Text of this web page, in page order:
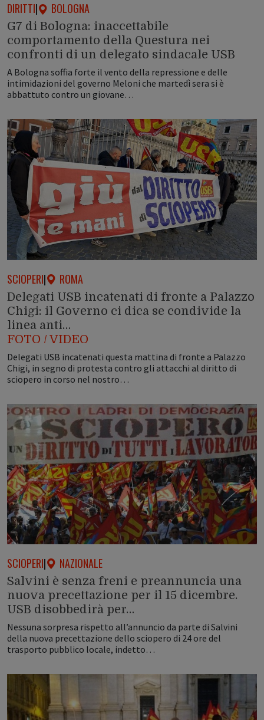
DIRITTI| BOLOGNA
G7 di Bologna: inaccettabile
comportamento della Questura nei
confronti di un delegato sindacale USB
A Bologna soffia forte il vento della repressione e delle
intimidazioni del governo Meloni che martedì sera si è
abbattuto contro un giovane…
SCIOPERI| ROMA
Delegati USB incatenati di fronte a Palazzo
Chigi: il Governo ci dica se condivide la
linea anti…
FOTO / VIDEO
Delegati USB incatenati questa mattina di fronte a Palazzo
Chigi, in segno di protesta contro gli attacchi al diritto di
sciopero in corso nel nostro…
SCIOPERI| NAZIONALE
Salvini è senza freni e preannuncia una
nuova precettazione per il 15 dicembre.
USB disobbedirà per…
Nessuna sorpresa rispetto all’annuncio da parte di Salvini
della nuova precettazione dello sciopero di 24 ore del
trasporto pubblico locale, indetto…